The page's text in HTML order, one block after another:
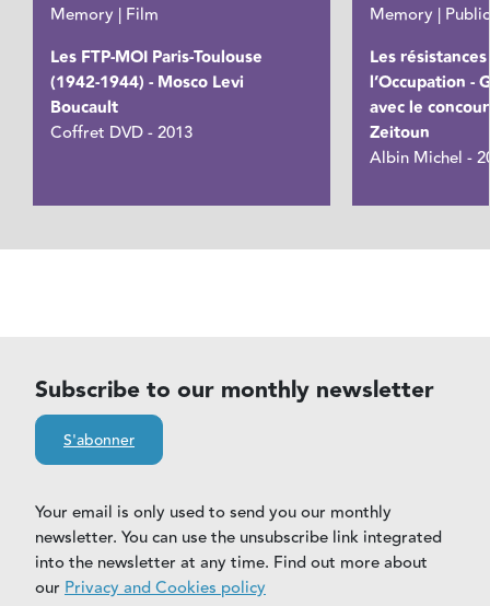
Memory | Film
Les FTP-MOI Paris-Toulouse
(1942-1944) - Mosco Levi
Boucault
Coffret DVD - 2013
Memory |
Les
l’Occupation -
avec le
Zeitoun
Albin Michel -
Subscribe to our monthly newsletter
S'abonner
Your email is only used to send you our monthly
newsletter. You can use the unsubscribe link integrated
into the newsletter at any time. Find out more about
our Privacy and Cookies policy